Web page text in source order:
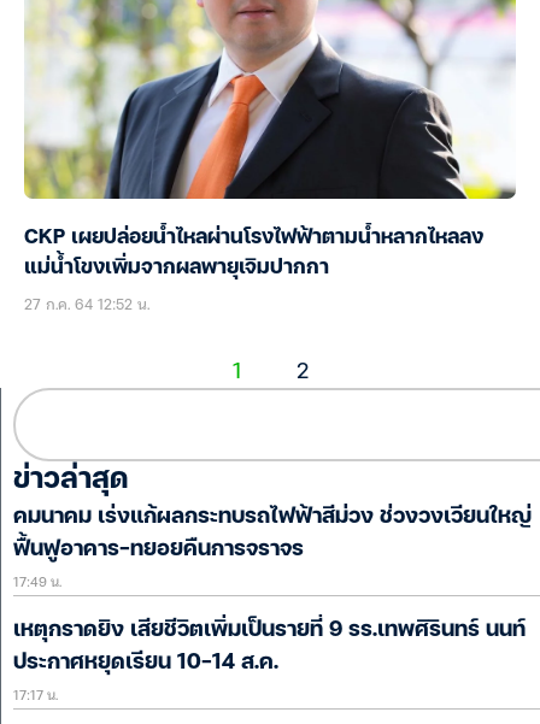
CKP เผยปล่อยน้ำไหลผ่านโรงไฟฟ้าตามน้ำหลากไหลลง
แม่น้ำโขงเพิ่มจากผลพายุเจิมปากกา
27 ก.ค. 64 12:52 น.
1 2
ข่าวล่าสุด
คมนาคม เร่งแก้ผลกระทบรถไฟฟ้าสีม่วง ช่วงวงเวียนใหญ่
ฟื้นฟูอาคาร-ทยอยคืนการจราจร
17:49 น.
เหตุกราดยิง เสียชีวิตเพิ่มเป็นรายที่ 9 รร.เทพศิรินทร์ นนท์
ประกาศหยุดเรียน 10-14 ส.ค.
17:17 น.